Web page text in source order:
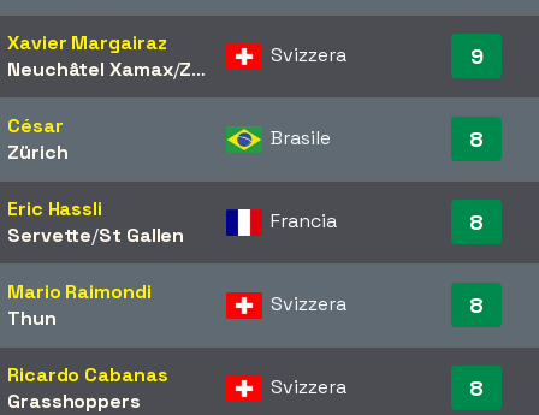
Xavier Margairaz
Neuchâtel Xamax/​Zürich
Svizzera 9
César
Zürich
Brasile 8
Eric Hassli
Servette/​St Gallen
Francia 8
Mario Raimondi
Thun
Svizzera 8
Ricardo Cabanas
Grasshoppers
Svizzera 8